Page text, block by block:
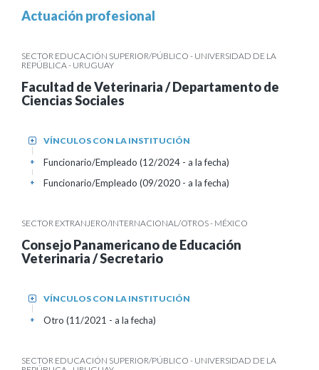
Actuación profesional
SECTOR EDUCACIÓN SUPERIOR/PÚBLICO - UNIVERSIDAD DE LA
REPÚBLICA - URUGUAY
Facultad de Veterinaria / Departamento de
Ciencias Sociales
VÍNCULOS CON LA INSTITUCIÓN
+
Funcionario/Empleado (12/2024 - a la fecha)
+
Funcionario/Empleado (09/2020 - a la fecha)
+
SECTOR EXTRANJERO/INTERNACIONAL/OTROS - MÉXICO
Consejo Panamericano de Educación
Veterinaria / Secretario
VÍNCULOS CON LA INSTITUCIÓN
+
Otro (11/2021 - a la fecha)
+
SECTOR EDUCACIÓN SUPERIOR/PÚBLICO - UNIVERSIDAD DE LA